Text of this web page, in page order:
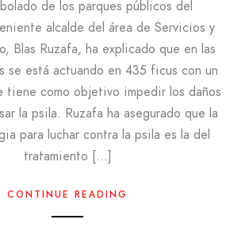
de los parques públicos del
alcalde del área de Servicios y
Blas Ruzafa, ha explicado que en las
se está actuando en 435 ficus con un
tiene como objetivo impedir los daños
la psila. Ruzafa ha asegurado que la
para luchar contra la psila es la del
tratamiento […]
CONTINUE READING